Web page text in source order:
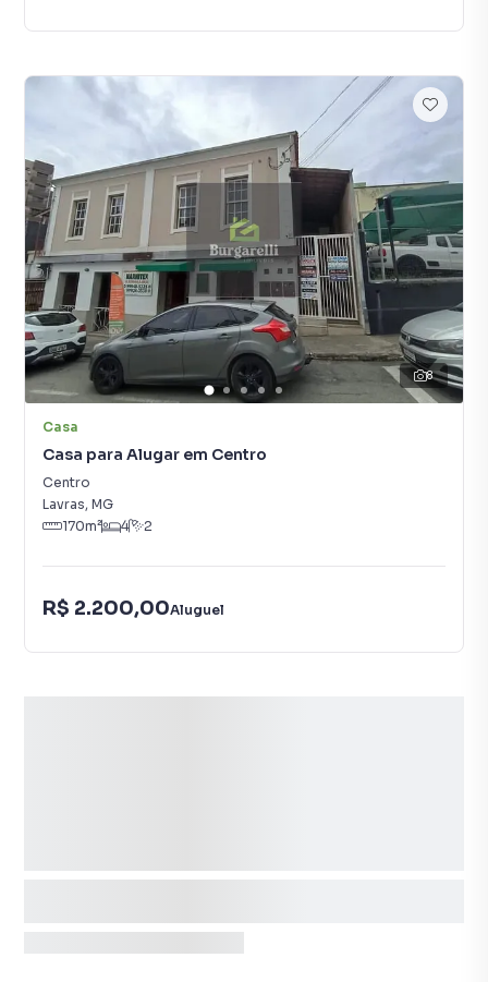
8
Casa
Casa para Alugar em Centro
Centro
Lavras, MG
170m² 4 2
R$ 2.200,00Aluguel